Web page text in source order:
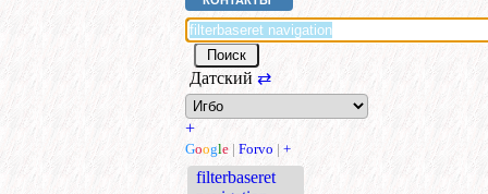
Датский ⇄
+
Google | Forvo | +
filterbaseret